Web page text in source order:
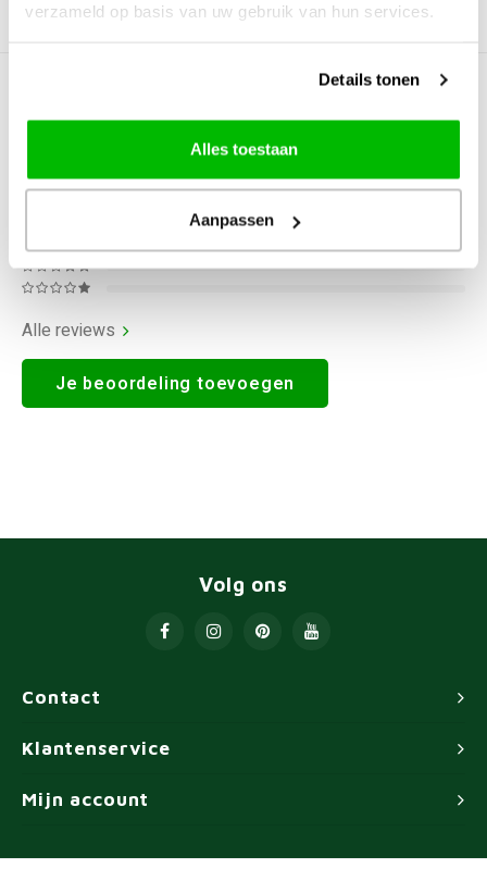
verzameld op basis van uw gebruik van hun services.
Details tonen
Alles toestaan
Aanpassen
Gerelateerde producten
BEOORDELINGEN
Alle reviews
Je beoordeling toevoegen
Contact
Volg ons
Klantenservice
Mijn account